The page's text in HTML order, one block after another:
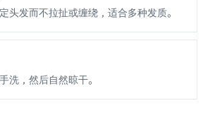
头发而不拉扯或缠绕，适合多种发质。
洗，然后自然晾干。